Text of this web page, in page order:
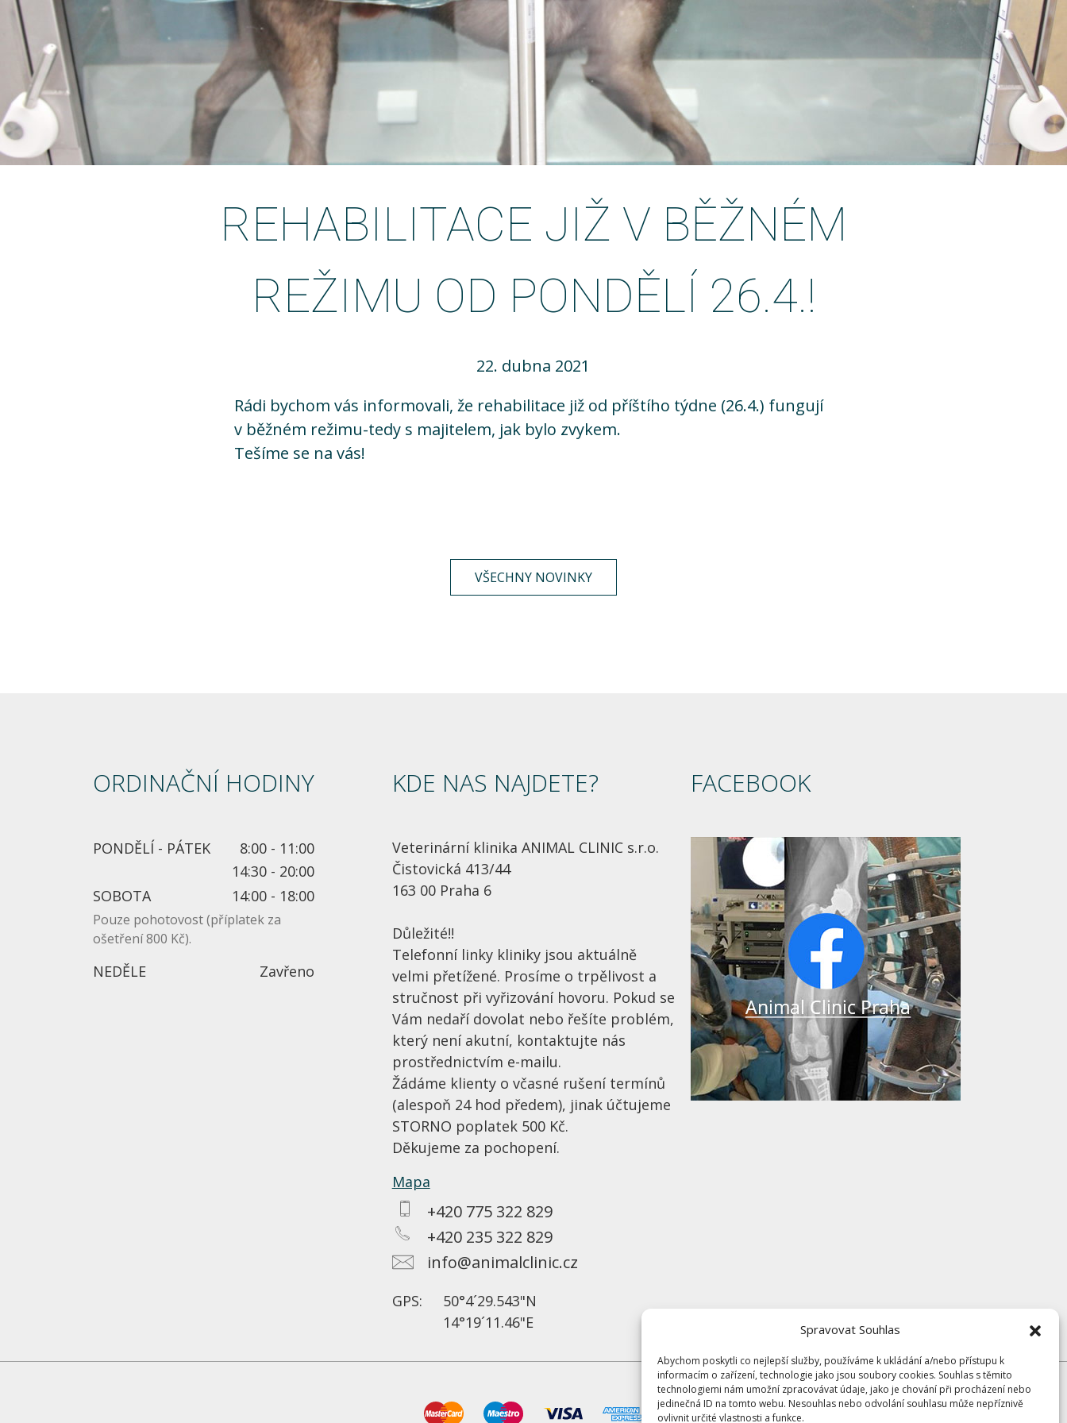
Spravovat Souhlas
Abychom poskytli co nejlepší služby, používáme k ukládání a/nebo přístupu k
informacím o zařízení, technologie jako jsou soubory cookies. Souhlas s těmito
technologiemi nám umožní zpracovávat údaje, jako je chování při procházení nebo
jedinečná ID na tomto webu. Nesouhlas nebo odvolání souhlasu může nepříznivě
ovlivnit určité vlastnosti a funkce.
REHABILITACE JIŽ V BĚŽNÉM
REŽIMU OD PONDĚLÍ 26.4.!
22. dubna 2021
Rádi bychom vás informovali, že rehabilitace již od příštího týdne (26.4.) fungují
v běžném režimu-tedy s majitelem, jak bylo zvykem.
Tešíme se na vás!
VŠECHNY NOVINKY
ORDINAČNÍ HODINY
PONDĚLÍ - PÁTEK
8:00 - 11:00
14:30 - 20:00
SOBOTA
14:00 - 18:00
Pouze pohotovost (příplatek za
ošetření 800 Kč).
NEDĚLE Zavřeno
KDE NAS NAJDETE?
Veterinární klinika ANIMAL CLINIC s.r.o.
Čistovická 413/44
163 00 Praha 6
Důležité!!
Telefonní linky kliniky jsou aktuálně
velmi přetížené. Prosíme o trpělivost a
stručnost při vyřizování hovoru. Pokud se
Vám nedaří dovolat nebo řešíte problém,
který není akutní, kontaktujte nás
prostřednictvím e-mailu.
Žádáme klienty o včasné rušení termínů
(alespoň 24 hod předem), jinak účtujeme
STORNO poplatek 500 Kč.
Děkujeme za pochopení.
Mapa
+420 775 322 829
+420 235 322 829
info@animalclinic.cz
GPS:
50°4´29.543"N
14°19´11.46"E
FACEBOOK